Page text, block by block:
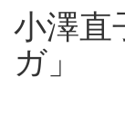
小澤直
ガ」